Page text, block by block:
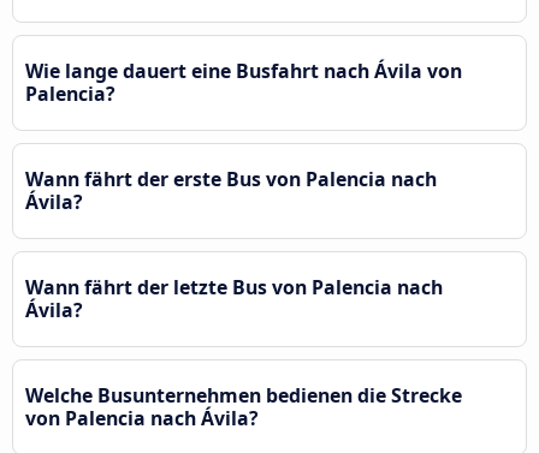
Wie lange dauert eine Busfahrt nach Ávila‎ von
Palencia?
Wann fährt der erste Bus von Palencia nach
Ávila‎?
Wann fährt der letzte Bus von Palencia nach
Ávila‎?
Welche Busunternehmen bedienen die Strecke
von Palencia nach Ávila‎?